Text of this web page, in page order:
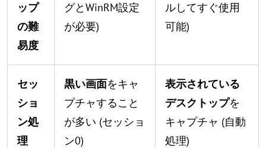
ップ
の難
易度
グとWinRM設定
が必要)
ルしてすぐ使用
可能)
セッ
ショ
ン処
理
黒い画面をキャ
プチャすること
が多い (セッショ
ン0)
表示されている
デスクトップを
キャプチャ (自動
処理)